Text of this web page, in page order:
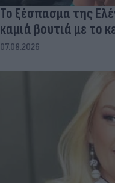
Το ξέσπασμα της
καμιά βουτιά με το
07.08.2026